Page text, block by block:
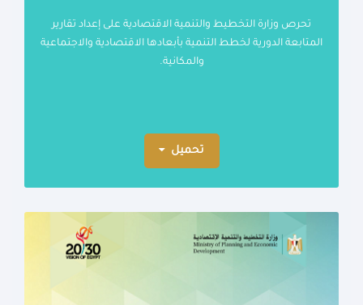
تحرص وزارة التخطيط والتنمية الاقتصادية على إعداد تقارير
المتابعة الدورية لخطط التنمية بأبعادها الاقتصادية والاجتماعية
والمكانية.
تحميل